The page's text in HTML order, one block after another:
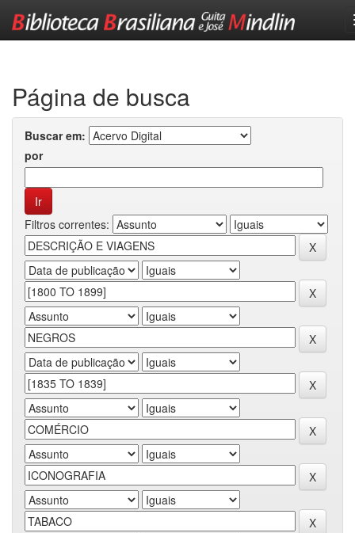
Página de busca
Buscar em:
por
Filtros correntes: